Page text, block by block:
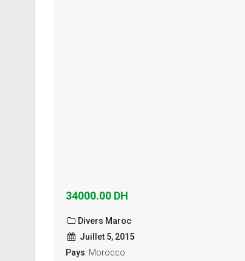
34000.00 DH
Divers Maroc
Juillet 5, 2015
Pays: Morocco